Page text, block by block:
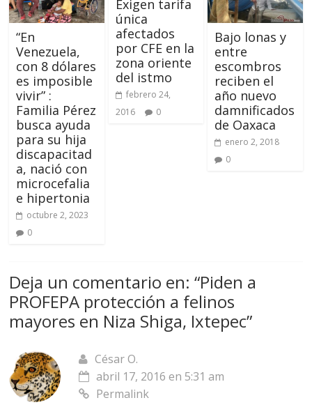
“En
Venezuela,
con 8 dólares
es imposible
vivir” :
Familia Pérez
busca ayuda
para su hija
discapacitad
a, nació con
microcefalia
e hipertonia
octubre 2, 2023
0
Exigen tarifa
única
afectados
por CFE en la
zona oriente
del istmo
febrero 24,
2016
0
Bajo lonas y
entre
escombros
reciben el
año nuevo
damnificados
de Oaxaca
enero 2, 2018
0
Deja un comentario en: “Piden a
PROFEPA protección a felinos
mayores en Niza Shiga, Ixtepec”
César O.
abril 17, 2016 en 5:31 am
Permalink